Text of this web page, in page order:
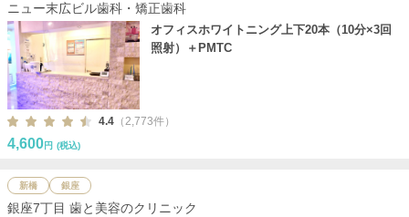
ニュー末広ビル歯科・矯正歯科
オフィスホワイトニング上下20本（10分×3回
照射）＋PMTC
4.4 （2,773件）
4,600円 (税込)
新橋 銀座
銀座7丁目 歯と美容のクリニック